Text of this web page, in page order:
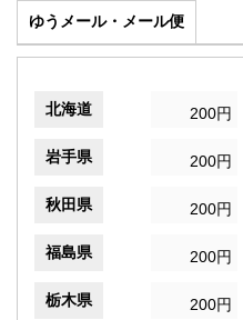
ゆうメール・メール便
北海道 200円
岩手県 200円
秋田県 200円
福島県 200円
栃木県 200円